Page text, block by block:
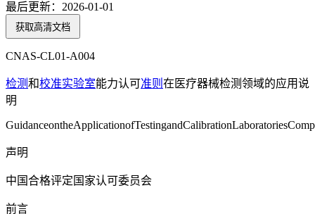
最后更新： 2026-01-01
获取高清文档
CNAS-CL01-A004
检测和校准实验室能力认可准则 在医疗器械检测领域的应用说
明
声明
中国合格评定国家认可委员会
前言